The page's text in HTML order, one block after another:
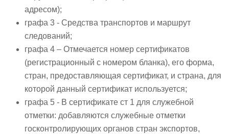
адресом);
графа 3 - Средства транспортов и маршрут
следований;
графа 4 – Отмечается номер сертификатов
(регистрационный с номером бланка), его форма,
стран, предоставляющая сертификат, и страна, для
которой данный сертификат используется;
графа 5 - В сертификате ст 1 для служебной
отметки: добавляются служебные отметки
госконтролирующих органов стран экспортов,